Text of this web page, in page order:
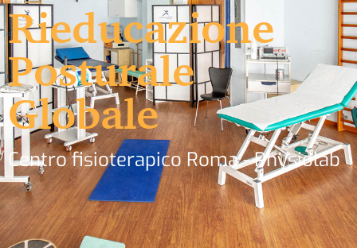
Rieducazione
Posturale
Globale
Centro fisioterapico Roma - Physiolab